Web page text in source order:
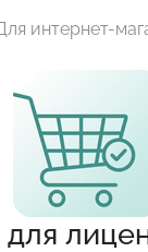
интернет-